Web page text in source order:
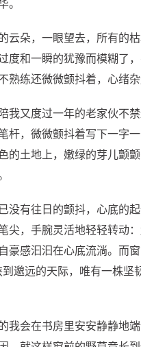
。
云朵，一眼望去，所有
度和一瞬的犹豫而模糊
练还微微颤抖着，心绪
我又度过一年的老家伙
杆，微微颤抖着写下一
的土地上，嫩绿的芽儿
没有往日的颤抖，心底
，手腕灵活地轻轻转动
豪感汩汩在心底流淌。而
邈远的天际，唯有一株
我会在书房里安安静静